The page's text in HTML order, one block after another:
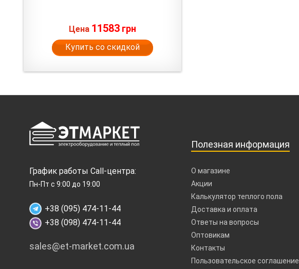
Цена 11583 грн
Купить со скидкой
График работы Call-центра:
Пн-Пт с 9:00 до 19:00
+38 (095) 474-11-44
+38 (098) 474-11-44
sales@et-market.com.ua
Полезная информация
О магазине
Акции
Калькулятор теплого пола
Доставка и оплата
Ответы на вопросы
Оптовикам
Контакты
Пользовательское соглашение